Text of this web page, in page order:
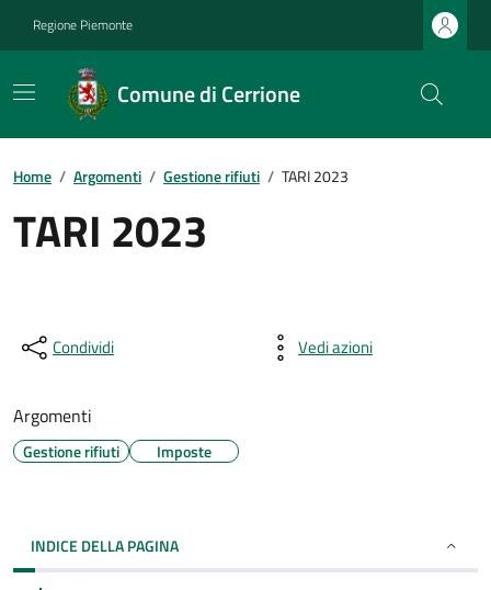
Regione Piemonte
Comune di Cerrione
Home / Argomenti / Gestione rifiuti / TARI 2023
TARI 2023
Condividi Vedi azioni
Argomenti
Gestione rifiuti Imposte
INDICE DELLA PAGINA